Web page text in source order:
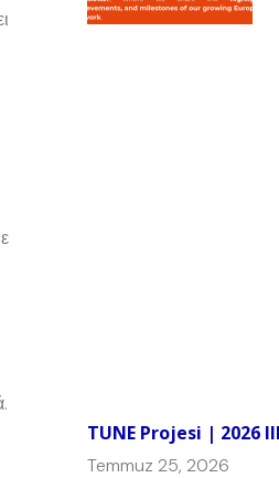
TUNE Projesi | 2026
Temmuz 25, 2026